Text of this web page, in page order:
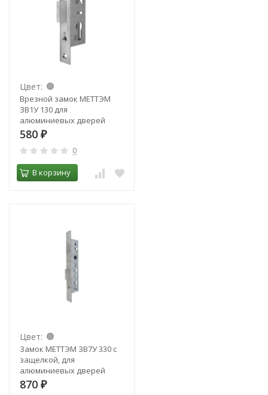
Цвет:
Врезной замок МЕТТЭМ
ЗВ1У 130 для
алюминиевых дверей
580 ₽
0
В корзину
Цвет:
Замок МЕТТЭМ ЗВ7У 330 с
защелкой, для
алюминиевых дверей
870 ₽